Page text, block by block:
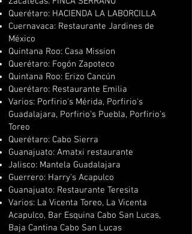
Querétaro: HACIENDA LA LABORCILLA
Cuernavaca: Restaurante Jardines de
México
Quintana Roo: Casa Mission
Querétaro: Fogón Zapoteco
Quintana Roo: Erizo Cancún
Querétaro: Restaurante Emilia
Varios: Porfirio's Mérida, Porfirio's
Guadalajara, Porfirio's Puebla, Porfirio's
Toreo
Querétaro: Cabo Sierra
Guanajuato: Amatxi restaurante
Jalisco: Mantela Guadalajara
Guerrero: Harry's Acapulco
Guanajuato: Restaurante Teresita
Varios: La Vicenta Toreo, La Vicenta
Acapulco, Bar Esquina Cabo San Lucas,
Baja Cantina Cabo San Lucas